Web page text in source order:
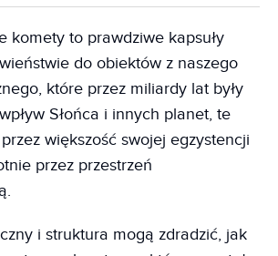
komety to prawdziwe kapsuły
do obiektów z naszego
które przez miliardy lat były
Słońca i innych planet, te
większość swojej egzystencji
przez przestrzeń
i struktura mogą zdradzić, jak